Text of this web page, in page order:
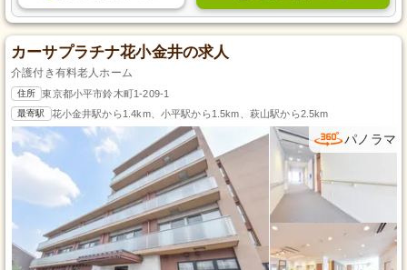
カーサプラチナ花小金井の求人
介護付き有料老人ホーム
住所 東京都小平市鈴木町1-209-1
最寄駅 花小金井駅から1.4km、小平駅から1.5km、萩山駅から2.5km
パノラマ